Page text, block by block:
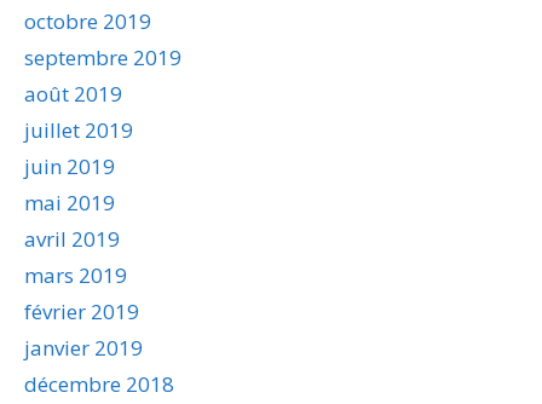
octobre 2019
septembre 2019
août 2019
juillet 2019
juin 2019
mai 2019
avril 2019
mars 2019
février 2019
janvier 2019
décembre 2018